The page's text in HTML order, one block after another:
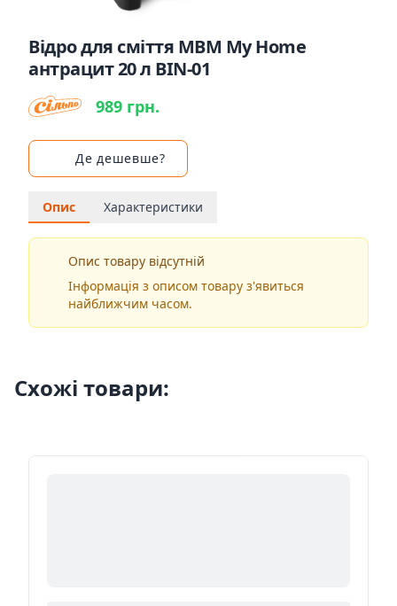
Відро для сміття MBM My Home
антрацит 20 л BIN-01
989 грн.
Де дешевше?
Опис Характеристики
Опис товару відсутній
Інформація з описом товару з'явиться
найближчим часом.
Схожі товари: